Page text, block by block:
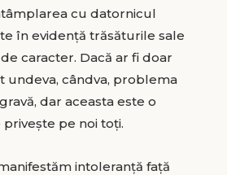
cu datornicul
în evidență trăsăturile sale
caracter. Dacă ar fi doar
undeva, cândva, problema
dar aceasta este o
pe noi toți.
intoleranță față